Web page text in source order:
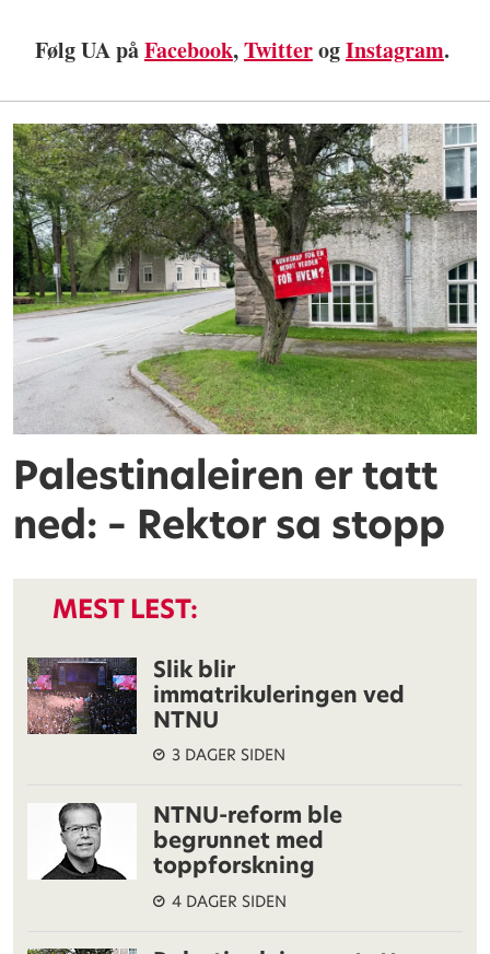
Følg UA påFacebook,TwitterogInstagram.
Palestinaleiren er tatt
ned: – Rektor sa stopp
MEST LEST:
Slik blir
immatrikuleringen ved
NTNU
3 DAGER SIDEN
NTNU-reform ble
begrunnet med
toppforskning
4 DAGER SIDEN